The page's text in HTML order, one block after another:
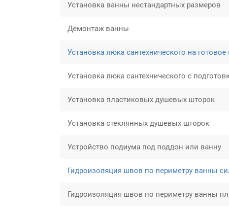
Установка ванны нестандартных размеров
Демонтаж ванны
Установка люка сантехнического на готовое
Установка люка сантехнического с
Установка пластиковых душевых шторок
Установка стеклянных душевых шторок
Устройство подиума под поддон или ванну
Гидроизоляция швов по периметру ванны
Гидроизоляция швов по периметру ванны